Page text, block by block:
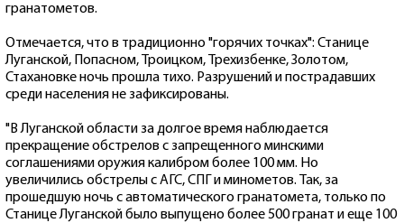
гранатометов.
Отмечается, что в традиционно "горячих точках": Станице
Луганской, Попасном, Троицком, Трехизбенке, Золотом,
Стахановке ночь прошла тихо. Разрушений и пострадавших
среди населения не зафиксированы.
"В Луганской области за долгое время наблюдается
прекращение обстрелов с запрещенного минскими
соглашениями оружия калибром более 100 мм. Но
увеличились обстрелы с АГС, СПГ и минометов. Так, за
прошедшую ночь с автоматического гранатомета, только по
Станице Луганской было выпущено более 500 гранат и еще 100